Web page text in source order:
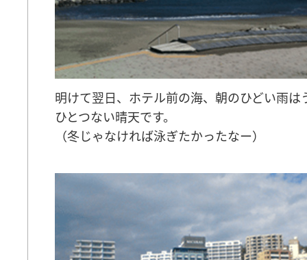
明けて翌日、ホテル前の海、朝のひどい雨は
ひとつない晴天です。
（冬じゃなければ泳ぎたかったなー）